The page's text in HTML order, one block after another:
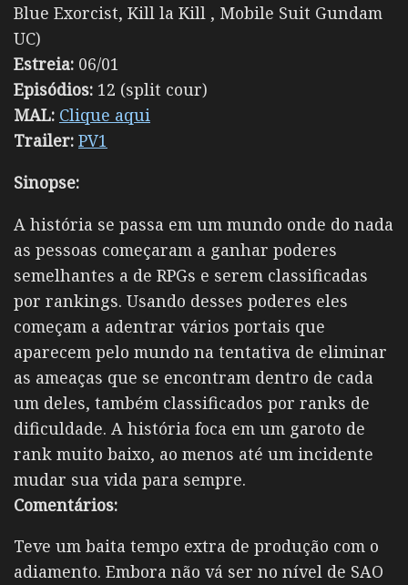
Blue Exorcist, Kill la Kill , Mobile Suit Gundam
UC)
Estreia: 06/01
Episódios: 12 (split cour)
MAL: Clique aqui
Trailer: PV1
Sinopse:
A história se passa em um mundo onde do nada
as pessoas começaram a ganhar poderes
semelhantes a de RPGs e serem classificadas
por rankings. Usando desses poderes eles
começam a adentrar vários portais que
aparecem pelo mundo na tentativa de eliminar
as ameaças que se encontram dentro de cada
um deles, também classificados por ranks de
dificuldade. A história foca em um garoto de
rank muito baixo, ao menos até um incidente
mudar sua vida para sempre.
Comentários:
Teve um baita tempo extra de produção com o
adiamento. Embora não vá ser no nível de SAO